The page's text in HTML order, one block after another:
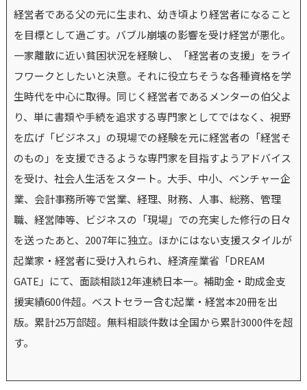
経営者である父の元に生まれ、幼き頃より経営者になること
を目標として過ごす。バブル崩壊の影響を受け経営が悪化。
一家離散に近い貧困状況を経験し、「経営者の支援」をライ
フワークとしたいと決意。それに役立ちそうな各種資格を学
生時代を中心に取得。同じく経営者であるメンターの伯父よ
り、単に書類や手続を追求する専門家としてではなく、視野
を広げ「ビジネス」の現場での経験を元に経営者の「経営そ
のもの」を支援できるような専門家を目指すようアドバイス
を受け、社会人生活をスタート。大手、中小、ベンチャー企
業、会計事務所等で営業、経理、財務、人事、総務、管理
職、経営陣等、ビジネスの「現場」での充実した修行の日々
を送ったあと、2007年に独立。ほかにはない支援スタイルが
起業家・経営者に受け入れられ、経済産業省「DREAM
GATE」にて、面談相談12年連続日本一。補助金・助成金支
援実績600件超。ベストセラー含む起業・経営本20冊を出
版。累計25万部超。無料相談件数は全国から累計3000件を超
す。